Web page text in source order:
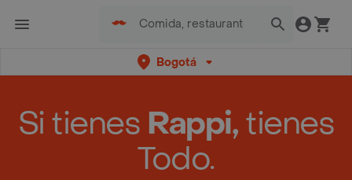
Bogotá
Si tienes Rappi,tienes
Todo.